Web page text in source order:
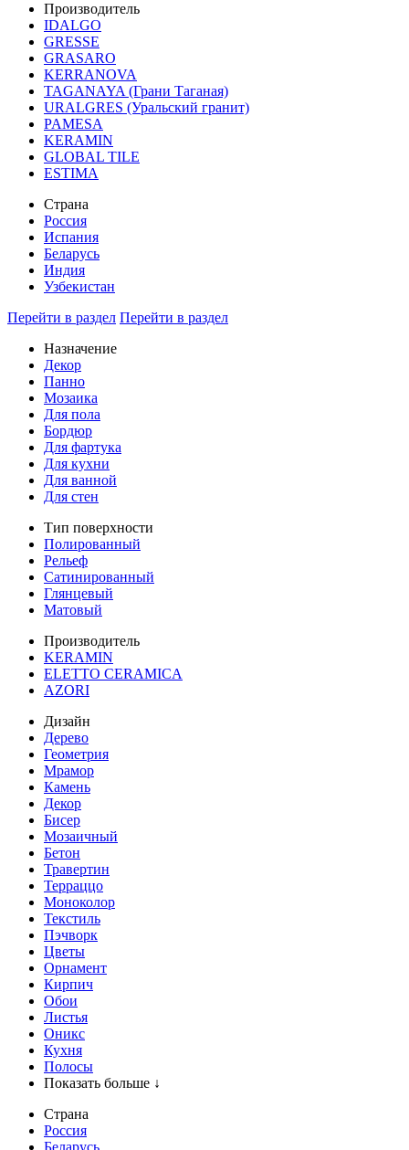
Производитель
IDALGO
GRESSE
GRASARO
KERRANOVA
TAGANAYA (Грани Таганая)
URALGRES (Уральский гранит)
PAMESA
KERAMIN
GLOBAL TILE
ESTIMA
Страна
Россия
Испания
Беларусь
Индия
Узбекистан
Перейти в раздел Перейти в раздел
Назначение
Декор
Панно
Мозаика
Для пола
Бордюр
Для фартука
Для кухни
Для ванной
Для стен
Тип поверхности
Полированный
Рельеф
Сатинированный
Глянцевый
Матовый
Производитель
KERAMIN
ELETTO CERAMICA
AZORI
Дизайн
Дерево
Геометрия
Мрамор
Камень
Декор
Бисер
Мозаичный
Бетон
Травертин
Терраццо
Моноколор
Текстиль
Пэчворк
Цветы
Орнамент
Кирпич
Обои
Листья
Оникс
Кухня
Полосы
Показать больше ↓
Страна
Россия
Беларусь